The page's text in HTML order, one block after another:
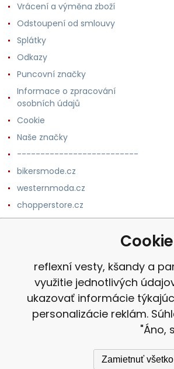
Vrácení a výměna zboží
Odstoupení od smlouvy
Splátky
Odkazy
Puncovní značky
Informace o zpracování
osobních údajů
Cookie
Naše značky
--------------------------
bikersmode.cz
westernmoda.cz
chopperstore.cz
westerntrade.cz
reflexní vesty, kšandy a
využitie jednotlivých
ukazovať informácie
personalizácie reklám.
"Áno,
Zamietnuť všetko